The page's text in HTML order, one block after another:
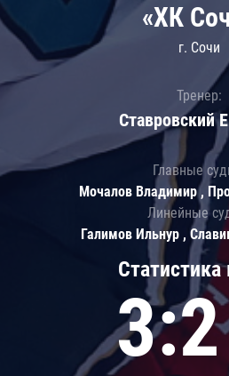
Статистика
«ХК
г. Сочи
Тренер:
Ставровский
Главные
Мочалов Владимир ,
Линейные
Галимов Ильнур ,